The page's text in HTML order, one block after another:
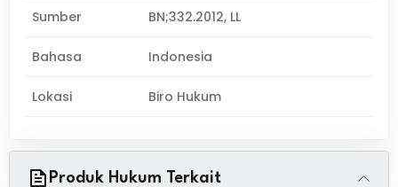
Sumber BN;332.2012, LL
Bahasa Indonesia
Lokasi Biro Hukum
Produk Hukum Terkait